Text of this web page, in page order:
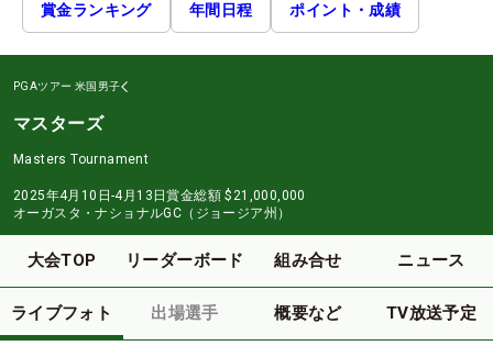
賞金ランキング 年間日程 ポイント・成績
PGAツアー 米国男子
マスターズ
Masters Tournament
2025年4月10日-4月13日賞金総額 $21,000,000
オーガスタ・ナショナルGC（ジョージア州）
大会TOP リーダーボード 組み合せ ニュース
ライブフォト 出場選手 概要など TV放送予定